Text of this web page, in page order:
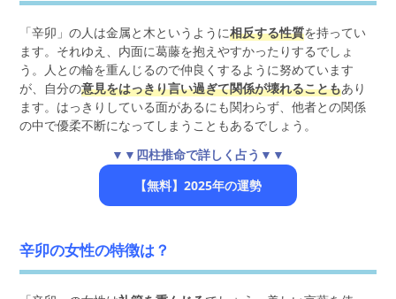
「辛卯」の人は金属と木というように相反する性質を持ってい
ます。それゆえ、内面に葛藤を抱えやすかったりするでしょ
う。人との輪を重んじるので仲良くするように努めています
が、自分の意見をはっきり言い過ぎて関係が壊れることもあり
ます。はっきりしている面があるにも関わらず、他者との関係
の中で優柔不断になってしまうこともあるでしょう。
▼▼四柱推命で詳しく占う▼▼
【無料】2025年の運勢
辛卯の女性の特徴は？